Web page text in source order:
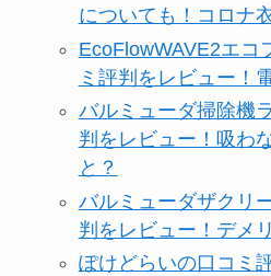
についても！コロナ
EcoFlowWAVE2エコ
ミ評判をレビュー！
バルミューダ掃除機
判をレビュー！吸わ
と？
バルミューダザクリ
判をレビュー！デメ
ぽけどらいの口コミ